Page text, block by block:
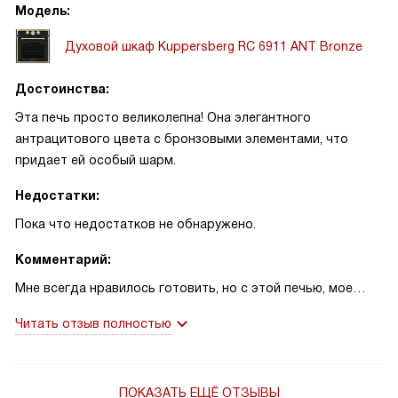
Модель:
Духовой шкаф Kuppersberg RC 6911 ANT Bronze
Достоинства:
Эта печь просто великолепна! Она элегантного
антрацитового цвета с бронзовыми элементами, что
придает ей особый шарм.
Недостатки:
Пока что недостатков не обнаружено.
Комментарий:
Мне всегда нравилось готовить, но с этой печью, мое
вместительная, в ней можно запечь целого индейку на
работы, что позволяет мне экспериментировать с
Читать отзыв полностью
ПОКАЗАТЬ ЕЩЁ ОТЗЫВЫ